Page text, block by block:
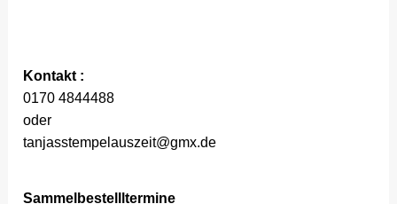
Kontakt :
0170 4844488
oder
tanjasstempelauszeit@gmx.de
Sammelbestellltermine